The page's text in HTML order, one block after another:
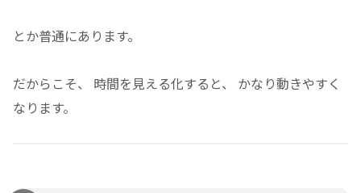
とか普通にあります。
だからこそ、 時間を見える化すると、 かなり動きやすく
なります。